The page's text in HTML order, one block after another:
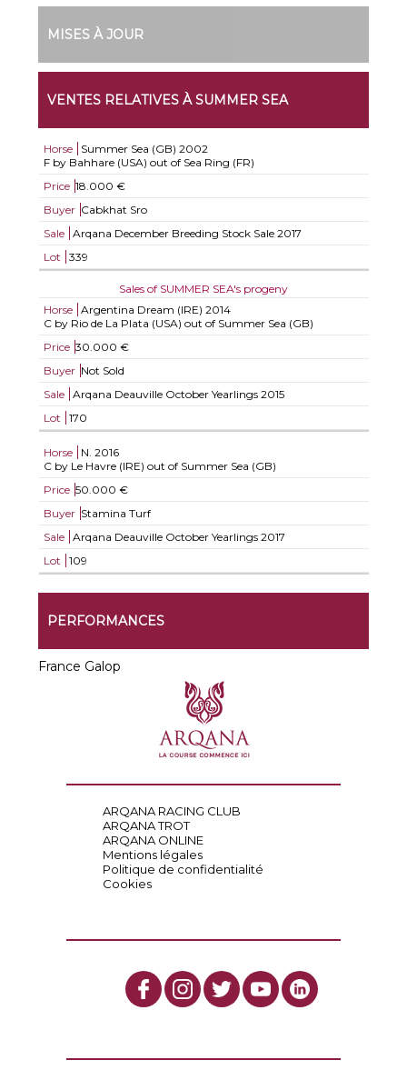
MISES À JOUR
VENTES RELATIVES À SUMMER SEA
Horse Summer Sea (GB) 2002
F by Bahhare (USA) out of Sea Ring (FR)
Price 18.000 €
Buyer Cabkhat Sro
Sale
Arqana December Breeding Stock Sale 2017
Lot
339
Sales of SUMMER SEA's progeny
Horse
Argentina Dream (IRE) 2014
C by Rio de La Plata (USA) out of Summer Sea (GB)
Price 30.000 €
Buyer Not Sold
Sale
Arqana Deauville October Yearlings 2015
Lot
170
Horse N. 2016
C by Le Havre (IRE) out of Summer Sea (GB)
Price 50.000 €
Buyer Stamina Turf
Sale
Arqana Deauville October Yearlings 2017
Lot
109
PERFORMANCES
France Galop
ARQANA RACING CLUB
ARQANA TROT
ARQANA ONLINE
Mentions légales
Politique de confidentialité
Cookies